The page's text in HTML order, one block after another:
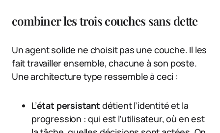
combiner les trois couches sans dette
Un agent solide ne choisit pas une couche. Il les
fait travailler ensemble, chacune à son poste.
Une architecture type ressemble à ceci :
L’état persistant détient l’identité et la
progression : qui est l’utilisateur, où en est